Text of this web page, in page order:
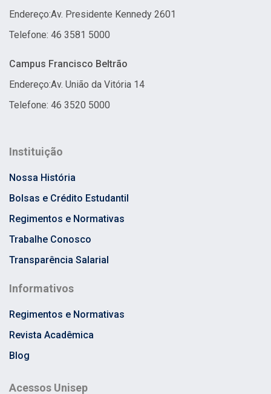
Endereço:Av. Presidente Kennedy 2601
Telefone: 46 3581 5000
Campus Francisco Beltrão
Endereço:Av. União da Vitória 14
Telefone: 46 3520 5000
Instituição
Nossa História
Bolsas e Crédito Estudantil
Regimentos e Normativas
Trabalhe Conosco
Transparência Salarial
Informativos
Regimentos e Normativas
Revista Acadêmica
Blog
Acessos Unisep